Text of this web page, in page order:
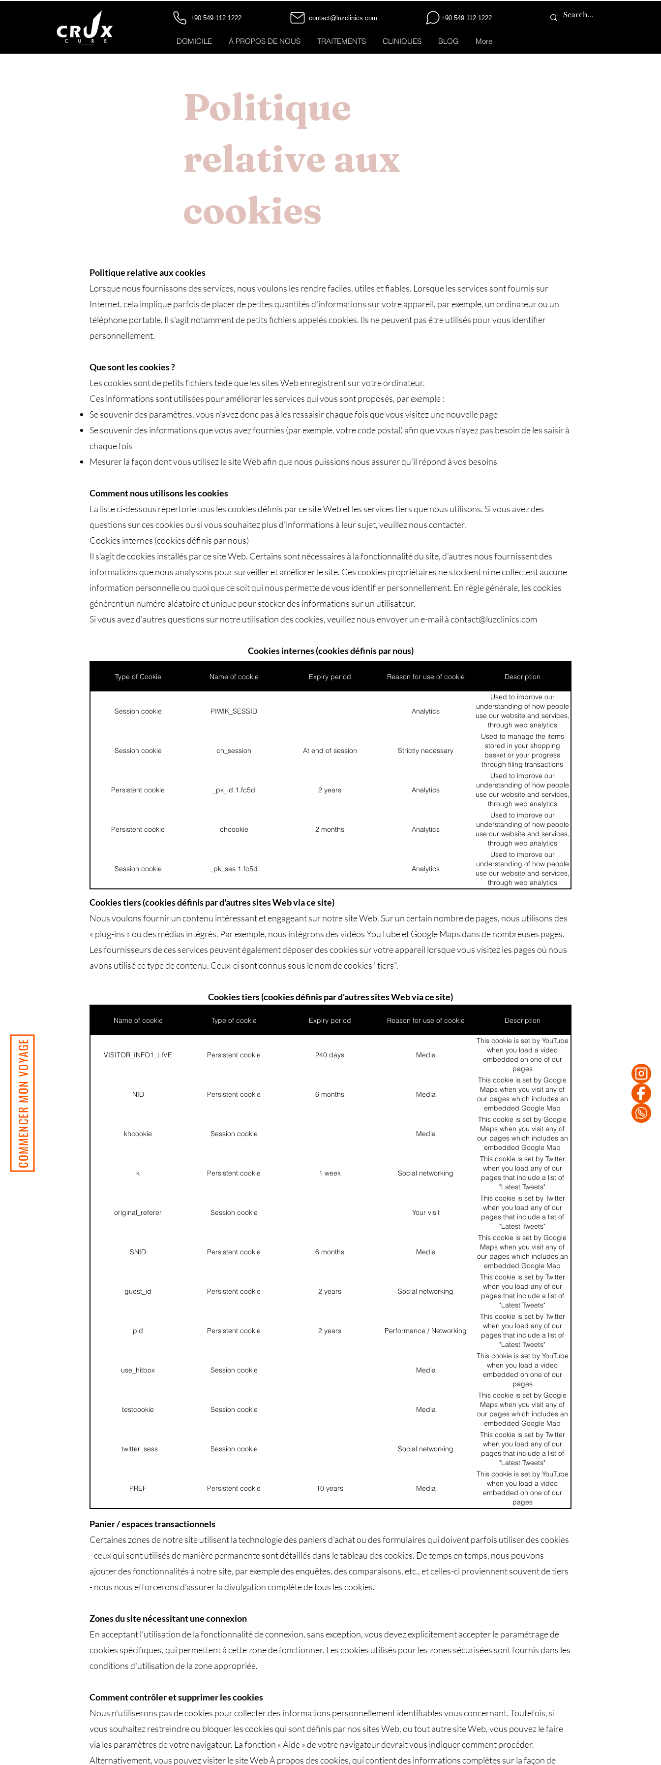
DOMICILE À PROPOS DE NOUS TRAITEMENTS CLINIQUES BLOG More
+90 549 112 1222 contact@luzclinics.com +90 549 112 1222
COMMENCER MON VOYAGE
Politique
relative aux
cookies
Politique relative aux cookies
Lorsque nous fournissons des services, nous voulons les rendre faciles, utiles et fiables. Lorsque les services sont fournis sur
Internet, cela implique parfois de placer de petites quantités d'informations sur votre appareil, par exemple, un ordinateur ou un
téléphone portable. Il s'agit notamment de petits fichiers appelés cookies. Ils ne peuvent pas être utilisés pour vous identifier
personnellement.
Que sont les cookies ?
Les cookies sont de petits fichiers texte que les sites Web enregistrent sur votre ordinateur.
Ces informations sont utilisées pour améliorer les services qui vous sont proposés, par exemple :
Se souvenir des paramètres, vous n'avez donc pas à les ressaisir chaque fois que vous visitez une nouvelle page
Se souvenir des informations que vous avez fournies (par exemple, votre code postal) afin que vous n'ayez pas besoin de les saisir à
chaque fois
Mesurer la façon dont vous utilisez le site Web afin que nous puissions nous assurer qu'il répond à vos besoins
Comment nous utilisons les cookies
La liste ci-dessous répertorie tous les cookies définis par ce site Web et les services tiers que nous utilisons. Si vous avez des
questions sur ces cookies ou si vous souhaitez plus d'informations à leur sujet, veuillez nous contacter.
Cookies internes (cookies définis par nous)
Il s'agit de cookies installés par ce site Web. Certains sont nécessaires à la fonctionnalité du site, d'autres nous fournissent des
informations que nous analysons pour surveiller et améliorer le site. Ces cookies propriétaires ne stockent ni ne collectent aucune
information personnelle ou quoi que ce soit qui nous permette de vous identifier personnellement. En règle générale, les cookies
génèrent un numéro aléatoire et unique pour stocker des informations sur un utilisateur.
Si vous avez d'autres questions sur notre utilisation des cookies, veuillez nous envoyer un e-mail àcontact@luzclinics.com
Cookies internes (cookies définis par nous)
Type of Cookie Name of cookie Expiry period Reason for use of cookie Description
Session cookie PIWIK_SESSID Analytics
Used to improve our
understanding of how people
use our website and services,
through web analytics
Session cookie ch_session At end of session Strictly necessary
Used to manage the items
stored in your shopping
basket or your progress
through filing transactions
Persistent cookie _pk_id.1.fc5d 2 years Analytics
Used to improve our
understanding of how people
use our website and services,
through web analytics
Persistent cookie chcookie 2 months Analytics
Used to improve our
understanding of how people
use our website and services,
through web analytics
Session cookie _pk_ses.1.fc5d Analytics
Used to improve our
understanding of how people
use our website and services,
through web analytics
Cookies tiers (cookies définis par d'autres sites Web via ce site)
Nous voulons fournir un contenu intéressant et engageant sur notre site Web. Sur un certain nombre de pages, nous utilisons des
« plug-ins » ou des médias intégrés. Par exemple, nous intégrons des vidéos YouTube et Google Maps dans de nombreuses pages.
Les fournisseurs de ces services peuvent également déposer des cookies sur votre appareil lorsque vous visitez les pages où nous
avons utilisé ce type de contenu. Ceux-ci sont connus sous le nom de cookies "tiers".
Cookies tiers (cookies définis par d'autres sites Web via ce site)
Name of cookie Type of cookie Expiry period Reason for use of cookie Description
VISITOR_INFO1_LIVE Persistent cookie 240 days Media
This cookie is set by YouTube
when you load a video
embedded on one of our
pages
NID Persistent cookie 6 months Media
This cookie is set by Google
Maps when you visit any of
our pages which includes an
embedded Google Map
khcookie Session cookie Media
This cookie is set by Google
Maps when you visit any of
our pages which includes an
embedded Google Map
k Persistent cookie 1 week Social networking
This cookie is set by Twitter
when you load any of our
pages that include a list of
"Latest Tweets"
original_referer Session cookie Your visit
This cookie is set by Twitter
when you load any of our
pages that include a list of
"Latest Tweets"
SNID Persistent cookie 6 months Media
This cookie is set by Google
Maps when you visit any of
our pages which includes an
embedded Google Map
guest_id Persistent cookie 2 years Social networking
This cookie is set by Twitter
when you load any of our
pages that include a list of
"Latest Tweets"
pid Persistent cookie 2 years Performance / Networking
This cookie is set by Twitter
when you load any of our
pages that include a list of
"Latest Tweets"
use_hitbox Session cookie Media
This cookie is set by YouTube
when you load a video
embedded on one of our
pages
testcookie Session cookie Media
This cookie is set by Google
Maps when you visit any of
our pages which includes an
embedded Google Map
_twitter_sess Session cookie Social networking
This cookie is set by Twitter
when you load any of our
pages that include a list of
"Latest Tweets"
PREF Persistent cookie 10 years Media
This cookie is set by YouTube
when you load a video
embedded on one of our
pages
Panier / espaces transactionnels
Certaines zones de notre site utilisent la technologie des paniers d'achat ou des formulaires qui doivent parfois utiliser des cookies
- ceux qui sont utilisés de manière permanente sont détaillés dans le tableau des cookies. De temps en temps, nous pouvons
ajouter des fonctionnalités à notre site, par exemple des enquêtes, des comparaisons, etc., et celles-ci proviennent souvent de tiers
- nous nous efforcerons d'assurer la divulgation complète de tous les cookies.
Zones du site nécessitant une connexion
En acceptant l'utilisation de la fonctionnalité de connexion, sans exception, vous devez explicitement accepter le paramétrage de
cookies spécifiques, qui permettent à cette zone de fonctionner. Les cookies utilisés pour les zones sécurisées sont fournis dans les
conditions d'utilisation de la zone appropriée.​
Comment contrôler et supprimer les cookies
Nous n'utiliserons pas de cookies pour collecter des informations personnellement identifiables vous concernant. Toutefois, si
vous souhaitez restreindre ou bloquer les cookies qui sont définis par nos sites Web, ou tout autre site Web, vous pouvez le faire
via les paramètres de votre navigateur. La fonction « Aide » de votre navigateur devrait vous indiquer comment procéder.
Alternativement, vous pouvez visiter le site Web À propos des cookies, qui contient des informations complètes sur la façon de